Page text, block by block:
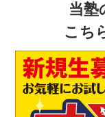
当塾
こち